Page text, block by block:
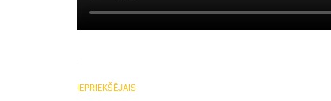
IEPRIEKŠĒJAIS